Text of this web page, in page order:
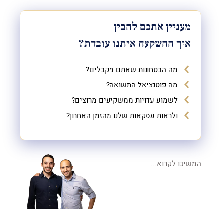
מעניין אתכם להבין
איך ההשקעה איתנו עובדת?
מה הבטחונות שאתם מקבלים?
מה פוטנציאל התשואה?
לשמוע עדויות ממשקיעים מרוצים?
ולראות עסקאות שלנו מהזמן האחרון?
המשיכו לקרוא...